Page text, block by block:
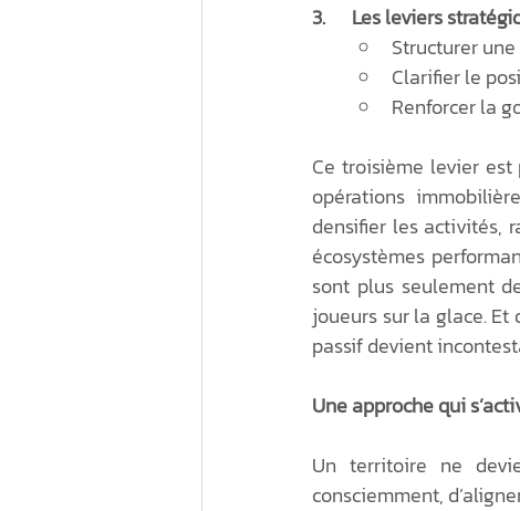
3.      Les leviers
Structurer
Clarifier le
Renforcer la
Ce troisième levier
opérations
densifier les activités,
écosystèmes
sont plus seulement
joueurs sur la glace.
passif devient
Une approche qui
Un territoire ne
consciemment,